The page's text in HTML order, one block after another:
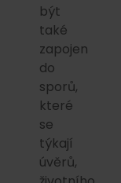
být
také
zapojen
do
sporů,
které
se
týkají
úvěrů,